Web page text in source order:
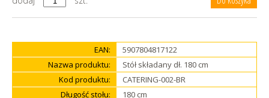
EAN:
5907804817122
Nazwa produktu:
Stół składany dł. 180 cm
Kod produktu:
CATERING-002-BR
Długość stołu:
180 cm